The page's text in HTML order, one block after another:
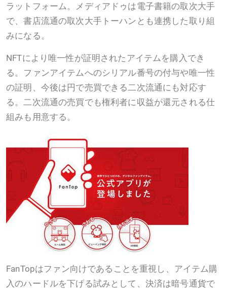
ラットフォーム。メディアドゥは電子書籍の取次大手
で、書店流通の取次大手トーハンとも連携した取り組
みになる。
NFTにより唯一性が証明されたアイテムを購入でき
る。ファンアイテムへのシリアル番号の付与や唯一性
の証明、今後は円で売買できる二次流通にも対応す
る。二次流通の売買でも権利者に収益が還元される仕
組みも用意する。
FanTopはファン向けであることを重視し、アイテム購
入のハードルを下げる試みとして、決済は暗号通貨で